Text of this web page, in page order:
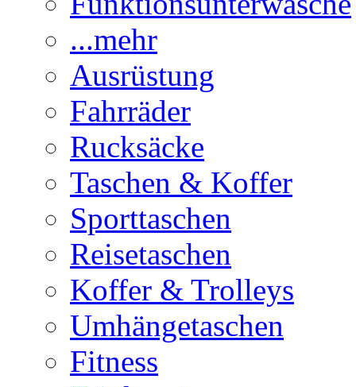
...mehr
Ausrüstung
Fahrräder
Rucksäcke
Taschen & Koffer
Sporttaschen
Reisetaschen
Koffer & Trolleys
Umhängetaschen
Fitness